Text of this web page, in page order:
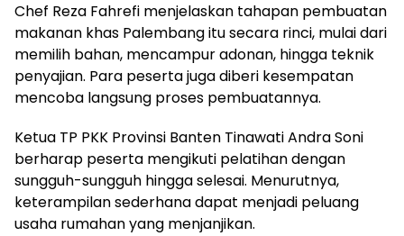
Chef Reza Fahrefi menjelaskan tahapan pembuatan
makanan khas Palembang itu secara rinci, mulai dari
memilih bahan, mencampur adonan, hingga teknik
penyajian. Para peserta juga diberi kesempatan
mencoba langsung proses pembuatannya.
Ketua TP PKK Provinsi Banten Tinawati Andra Soni
berharap peserta mengikuti pelatihan dengan
sungguh-sungguh hingga selesai. Menurutnya,
keterampilan sederhana dapat menjadi peluang
usaha rumahan yang menjanjikan.